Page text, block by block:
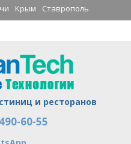
Крым Ставрополь
и ресторанов
490-60-55